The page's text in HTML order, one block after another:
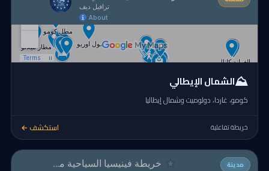
⛰️الشمال الإيطالي
كومو، غاردا، دولوميت وشمال إيطاليا
خريطة تفاعلية استكشف ←
مدينة